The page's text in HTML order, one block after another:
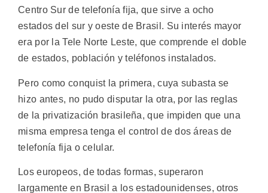
Centro Sur de telefonía fija, que sirve a ocho
estados del sur y oeste de Brasil. Su interés mayor
era por la Tele Norte Leste, que comprende el doble
de estados, población y teléfonos instalados.
Pero como conquist la primera, cuya subasta se
hizo antes, no pudo disputar la otra, por las reglas
de la privatización brasileña, que impiden que una
misma empresa tenga el control de dos áreas de
telefonía fija o celular.
Los europeos, de todas formas, superaron
largamente en Brasil a los estadounidenses, otros